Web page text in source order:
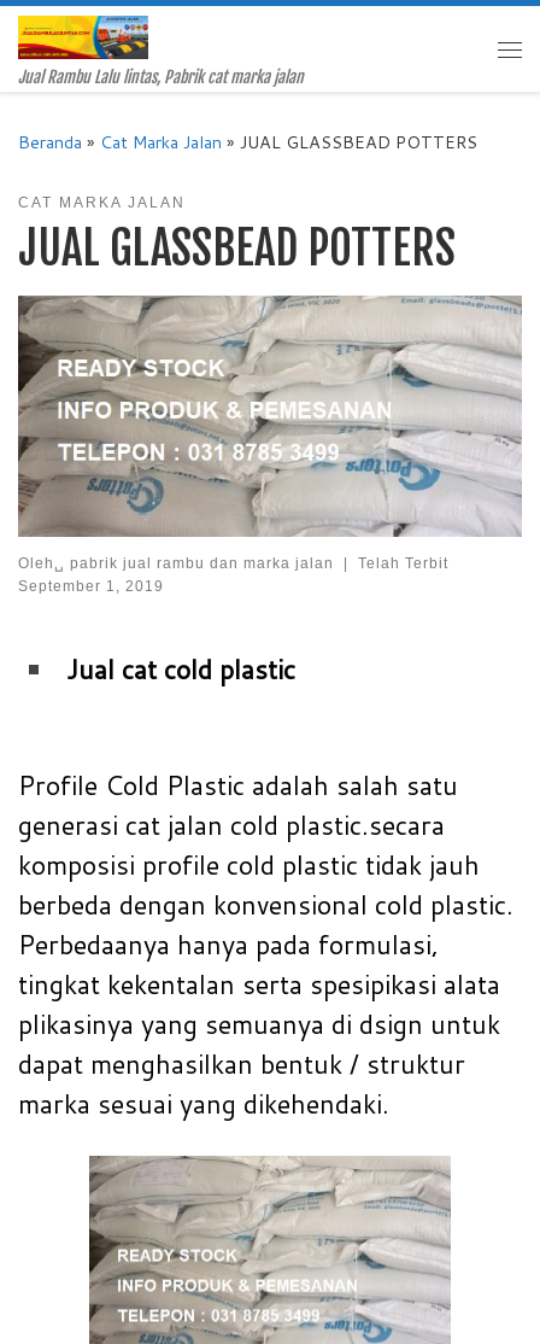
Skip to content
Jual Rambu Lalu lintas, Pabrik cat marka jalan
Beranda » Cat Marka Jalan » JUAL GLASSBEAD POTTERS
CAT MARKA JALAN
JUAL GLASSBEAD POTTERS
Oleh␣ pabrik jual rambu dan marka jalan |
Telah Terbit
September 1, 2019
Jual cat cold plastic
Profile Cold Plastic adalah salah satu
generasi cat jalan cold plastic.secara
komposisi profile cold plastic tidak jauh
berbeda dengan konvensional cold plastic.
Perbedaanya hanya pada formulasi,
tingkat kekentalan serta spesipikasi alata
plikasinya yang semuanya di dsign untuk
dapat menghasilkan bentuk / struktur
marka sesuai yang dikehendaki.